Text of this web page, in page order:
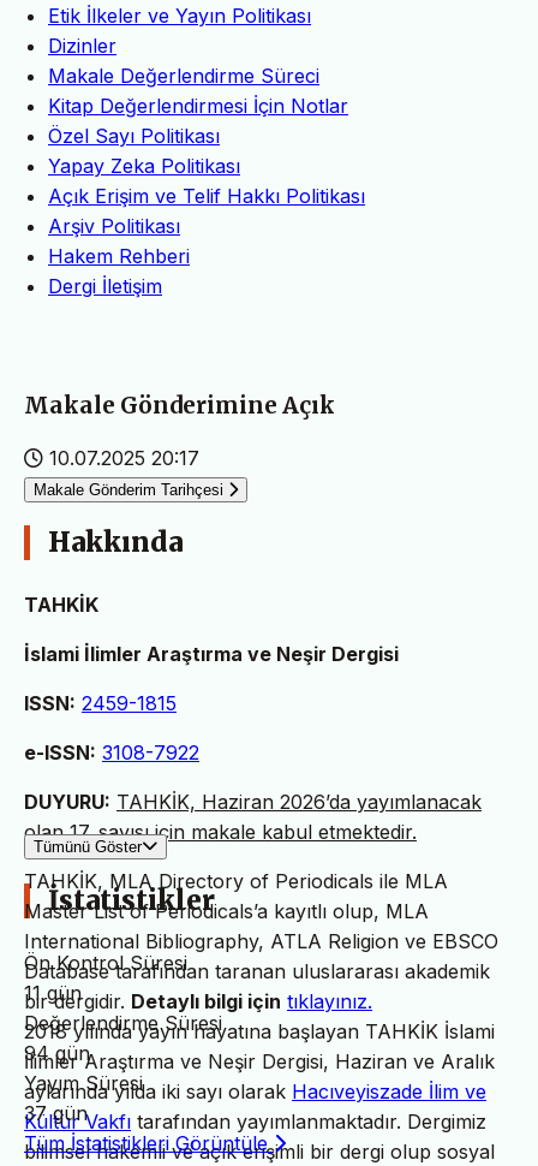
Etik İlkeler ve Yayın Politikası
Dizinler
Makale Değerlendirme Süreci
Kitap Değerlendirmesi İçin Notlar
Özel Sayı Politikası
Yapay Zeka Politikası
Açık Erişim ve Telif Hakkı Politikası
Arşiv Politikası
Hakem Rehberi
Dergi İletişim
Makale Gönderimine Açık
10.07.2025 20:17
Makale Gönderim Tarihçesi
Hakkında
TAHKİK
İslami İlimler Araştırma ve Neşir Dergisi
ISSN: 2459-1815
e-ISSN: 3108-7922
DUYURU: TAHKİK, Haziran 2026’da yayımlanacak
olan 17. sayısı için makale kabul etmektedir.
TAHKİK, MLA Directory of Periodicals ile MLA
Master List of Periodicals’a kayıtlı olup, MLA
International Bibliography, ATLA Religion ve EBSCO
Database tarafından taranan uluslararası akademik
bir dergidir. Detaylı bilgi için tıklayınız.
2018 yılında yayın hayatına başlayan TAHKİK İslami
İlimler Araştırma ve Neşir Dergisi, Haziran ve Aralık
aylarında yılda iki sayı olarak Hacıveyiszade İlim ve
Kültür Vakfı tarafından yayımlanmaktadır. Dergimiz
bilimsel hakemli ve açık erişimli bir dergi olup sosyal
Tümünü Göster
İstatistikler
Ön Kontrol Süresi
11 gün
Değerlendirme Süresi
94 gün
Yayım Süresi
37 gün
Tüm İstatistikleri Görüntüle